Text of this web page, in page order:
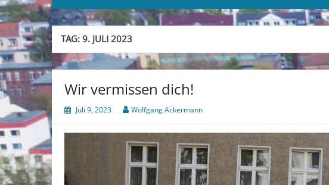
TAG:9. JULI 2023
Wir vermissen dich!
Juli 9, 2023 Wolfgang Ackermann